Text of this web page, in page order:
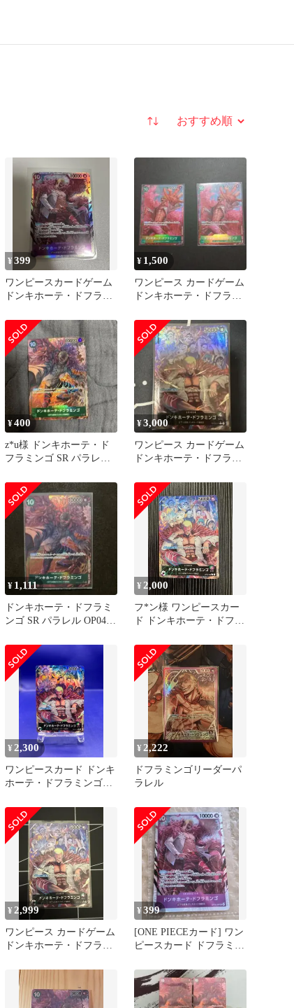
並び替え
¥399
ワンピースカードゲーム
ドンキホーテ・ドフラミ
¥ 1,500
ワンピース カードゲーム
ドンキホーテ・ドフラミ
¥400
z*u様 ドンキホーテ・ド
フラミンゴ SR パラレル
¥3,000
ワンピース カードゲーム
ドンキホーテ・ドフラミ
¥ 1,111
ドンキホーテ・ドフラミ
ンゴ SR パラレル OP04-
¥ 2,000
フ*ン様 ワンピースカー
ド ドンキホーテ・ドフラ
¥ 2,300
ワンピースカード ドンキ
ホーテ・ドフラミンゴ
019
¥ 2,222
ドフラミンゴリーダーパ
ラレル
¥ 2,999
ワンピース カードゲーム
ドンキホーテ・ドフラミ
¥399
[ONE PIECEカード] ワン
ピースカード ドフラミン